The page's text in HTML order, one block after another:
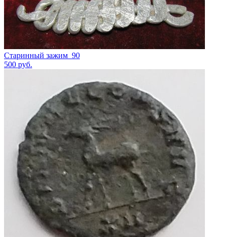
Старинный зажим_90
500 руб.